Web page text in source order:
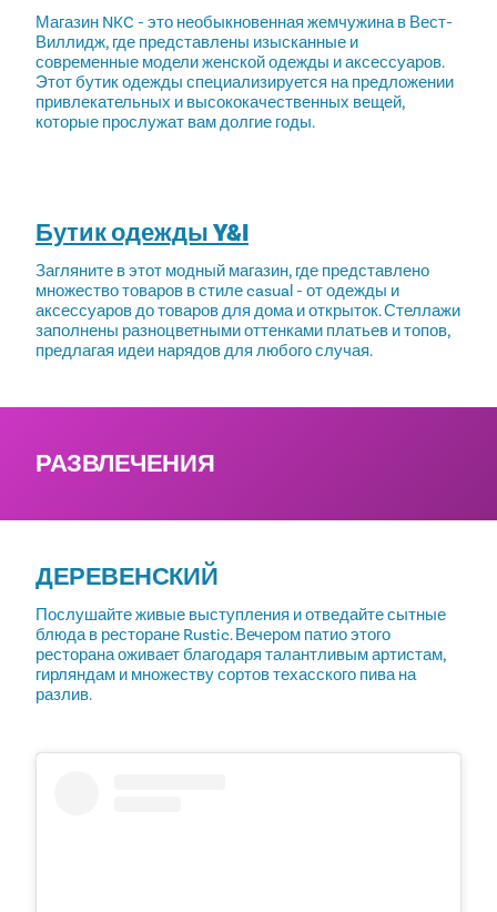
Магазин NKC - это необыкновенная жемчужина в Вест-
Виллидж, где представлены изысканные и
современные модели женской одежды и аксессуаров.
Этот бутик одежды специализируется на предложении
привлекательных и высококачественных вещей,
которые прослужат вам долгие годы.
Бутик одежды Y&I
Загляните в этот модный магазин, где представлено
множество товаров в стиле casual - от одежды и
аксессуаров до товаров для дома и открыток. Стеллажи
заполнены разноцветными оттенками платьев и топов,
предлагая идеи нарядов для любого случая.
РАЗВЛЕЧЕНИЯ
ДЕРЕВЕНСКИЙ
Послушайте живые выступления и отведайте сытные
блюда в ресторане Rustic. Вечером патио этого
ресторана оживает благодаря талантливым артистам,
гирляндам и множеству сортов техасского пива на
разлив.